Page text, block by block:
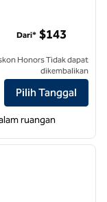
Hampton Inn &
Dari* $143
Honors Tidak dapat
dikembalikan
Pilih Tanggal
ruangan